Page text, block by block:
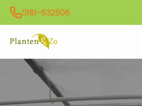
0181-632506